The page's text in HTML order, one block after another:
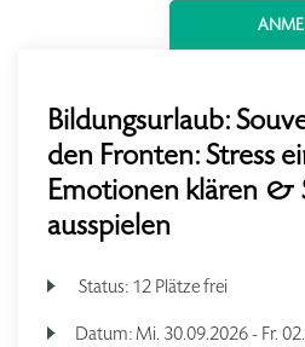
Bildungsurlaub:
den Fronten: Stress
Emotionen klären &
ausspielen
Status: 12 Plätze frei
Datum: Mi. 30.09.2026 - Fr.